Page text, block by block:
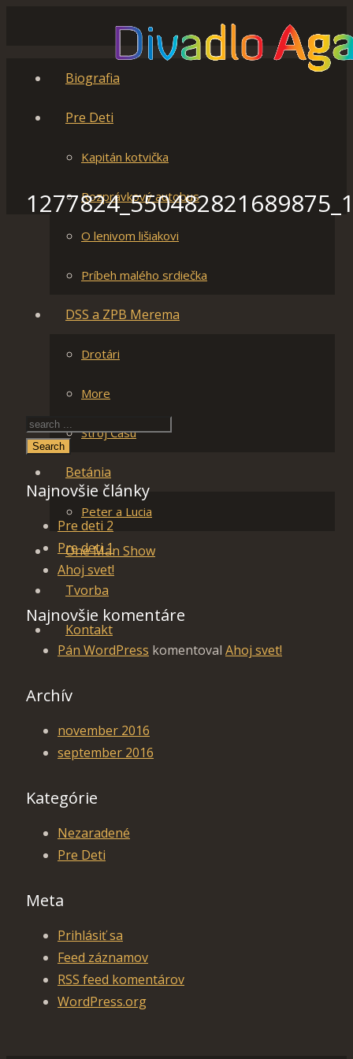
Biografia
Pre Deti
Kapitán kotvička
Rozprávkový autobus
O lenivom lišiakovi
Príbeh malého srdiečka
DSS a ZPB Merema
Drotári
More
Stroj Času
Betánia
Peter a Lucia
One Man Show
Tvorba
Kontakt
Search
Najnovšie články
Pre deti 2
Pre deti 1
Ahoj svet!
Najnovšie komentáre
Pán WordPress komentoval Ahoj svet!
Archív
november 2016
september 2016
Kategórie
Nezaradené
Pre Deti
Meta
Prihlásiť sa
Feed záznamov
RSS feed komentárov
WordPress.org